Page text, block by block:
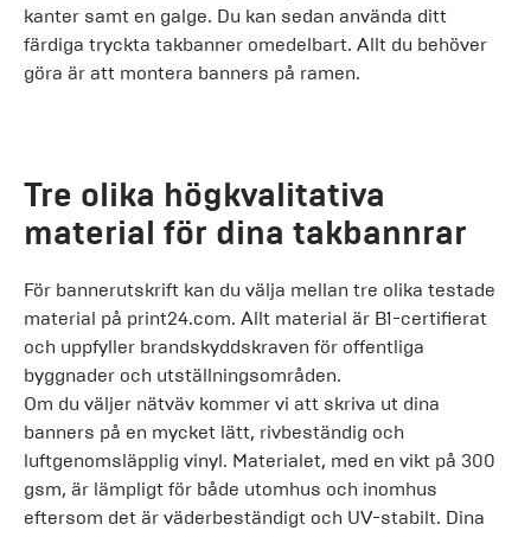
kanter samt en galge. Du kan sedan använda ditt
färdiga tryckta takbanner omedelbart. Allt du behöver
göra är att montera banners på ramen.
Tre olika högkvalitativa
material för dina takbannrar
För bannerutskrift kan du välja mellan tre olika testade
material på print24.com. Allt material är B1-certifierat
och uppfyller brandskyddskraven för offentliga
byggnader och utställningsområden.
Om du väljer nätväv kommer vi att skriva ut dina
banners på en mycket lätt, rivbeständig och
luftgenomsläpplig vinyl. Materialet, med en vikt på 300
gsm, är lämpligt för både utomhus och inomhus
eftersom det är väderbeständigt och UV-stabilt. Dina